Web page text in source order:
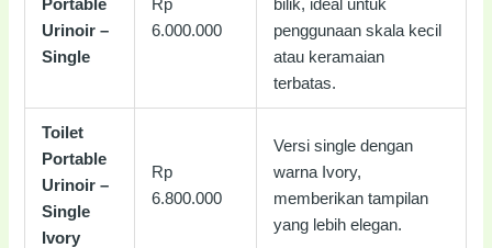
Portable
Urinoir –
Single
Rp
6.000.000
bilik, ideal untuk
penggunaan skala kecil
atau keramaian
terbatas.
Toilet
Portable
Urinoir –
Single
Ivory
Rp
6.800.000
Versi single dengan
warna Ivory,
memberikan tampilan
yang lebih elegan.